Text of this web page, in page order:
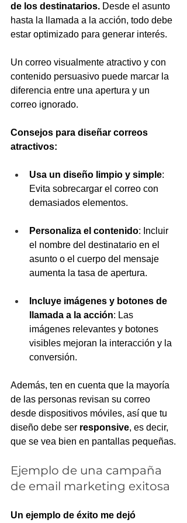
de los destinatarios. Desde el asunto
hasta la llamada a la acción, todo debe
estar optimizado para generar interés.
Un correo visualmente atractivo y con
contenido persuasivo puede marcar la
diferencia entre una apertura y un
correo ignorado.
Consejos para diseñar correos
atractivos:
Usa un diseño limpio y simple:
Evita sobrecargar el correo con
demasiados elementos.
Personaliza el contenido: Incluir
el nombre del destinatario en el
asunto o el cuerpo del mensaje
aumenta la tasa de apertura.
Incluye imágenes y botones de
llamada a la acción: Las
imágenes relevantes y botones
visibles mejoran la interacción y la
conversión.
Además, ten en cuenta que la mayoría
de las personas revisan su correo
desde dispositivos móviles, así que tu
diseño debe ser responsive, es decir,
que se vea bien en pantallas pequeñas.
Ejemplo de una campaña
de email marketing exitosa
Un ejemplo de éxito me dejó